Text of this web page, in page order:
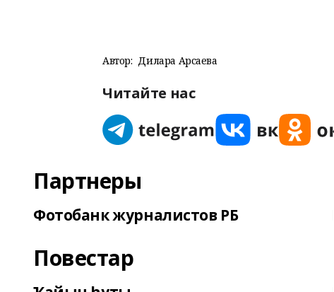
Автор: Дилара Арсаева
Читайте нас
Партнеры
Фотобанк журналистов РБ
Повестар